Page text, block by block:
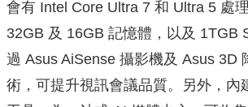
會有 Intel Core Ultra 7 和 Ultra 5 處
32GB 及 16GB 記憶體，以及 1TGB
過 Asus AiSense 攝影機及 Asus 3D
術，可提升視訊會議品質。另外，內